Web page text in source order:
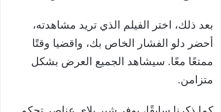
بعد ذلك، اختر الفيلم الذي تريد مشاهدته،
أحضر دلو الفشار الخاص بك، واقضيا وقتًا
ممتعًا معًا. سيشاهد الجميع العرض بشكل
متزامن.